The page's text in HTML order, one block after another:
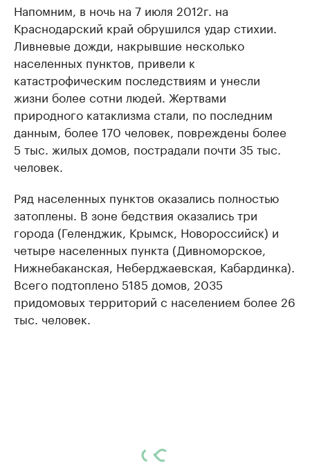
Напомним, в ночь на 7 июля 2012г. на
Краснодарский край обрушился удар стихии.
Ливневые дожди, накрывшие несколько
населенных пунктов, привели к
катастрофическим последствиям и унесли
жизни более сотни людей. Жертвами
природного катаклизма стали, по последним
данным, более 170 человек, повреждены более
5 тыс. жилых домов, пострадали почти 35 тыс.
человек.
Ряд населенных пунктов оказались полностью
затоплены. В зоне бедствия оказались три
города (Геленджик, Крымск, Новороссийск) и
четыре населенных пункта (Дивноморское,
Нижнебаканская, Неберджаевская, Кабардинка).
Всего подтоплено 5185 домов, 2035
придомовых территорий с населением более 26
тыс. человек.